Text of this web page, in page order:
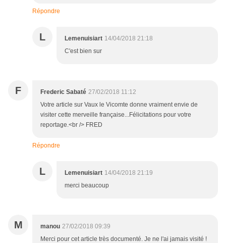
Répondre
L Lemenuisiart 14/04/2018 21:18
C'est bien sur
F Frederic Sabaté 27/02/2018 11:12
Votre article sur Vaux le Vicomte donne vraiment envie de
visiter cette merveille française...Félicitations pour votre
reportage.<br /> FRED
Répondre
L Lemenuisiart 14/04/2018 21:19
merci beaucoup
M manou 27/02/2018 09:39
Merci pour cet article très documenté. Je ne l'ai jamais visité !